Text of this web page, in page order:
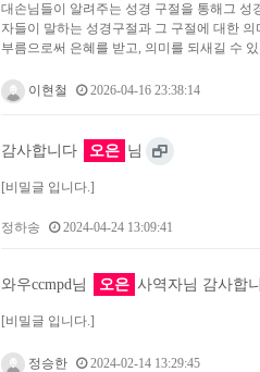
대손님들이 알려주는 성경 구절을 통해그 성
자들이 말하는 성경구절과 그 구절에 대한
부름으로써 은혜를 받고, 의미를 되새길 수
이현철 2026-04-16 23:38:14
감사합니다 오은 님
[비밀글 입니다.]
정하송 2024-04-24 13:09:41
와우ccmpd님 오은 사역자님 감사합
[비밀글 입니다.]
정승한 2024-02-14 13:29:45